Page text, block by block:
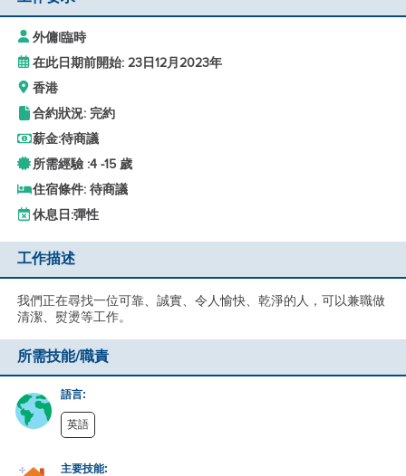
外傭|臨時
在此日期前開始: 23日12月2023年
香港
合約狀況: 完約
薪金:待商議
所需經驗 :4 -15 歲
住宿條件: 待商議
休息日:彈性
工作描述
我們正在尋找一位可靠、誠實、令人愉快、乾淨的人，可以兼職做
清潔、熨燙等工作。
所需技能/職責
語言:
英語
主要技能: